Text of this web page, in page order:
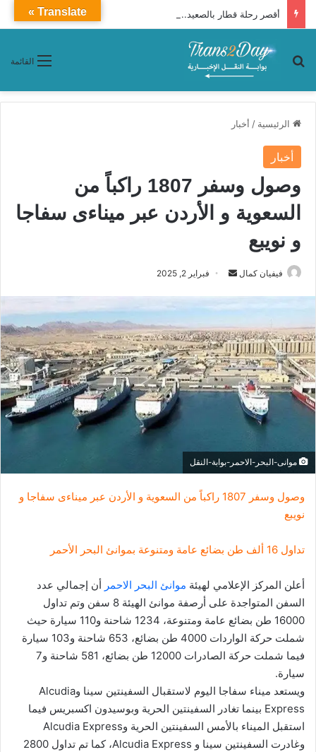
أقصر رحلة قطار بالصعيد.. مواعيد قطار 999 (فرنساوي) من سوهاج إلى القاهرة
القائمة بحث عن
الرئيسية / أخبار
أخبار
وصول وسفر 1807 راكباً من
السعوية و الأردن عبر ميناءى سفاجا
و نويبع
فيفيان كمال
ب
ر
ي
د
ك
ت
ر
فبراير 2, 2025
موانى-البحر-الاحمر-بوابة-النقل
وصول وسفر 1807 راكباً من السعوية و الأردن عبر ميناءى سفاجا و
نويبع
تداول 16 ألف طن بضائع عامة ومتنوعة بموانئ البحر الأحمر
أعلن المركز الإعلامي لهيئة موانئ البحر الاحمر أن إجمالي عدد
السفن المتواجدة على أرصفة موانئ الهيئة 8 سفن وتم تداول
16000 طن بضائع عامة ومتنوعة، 1234 شاحنة و110 سيارة حيث
شملت حركة الواردات 4000 طن بضائع، 653 شاحنة و103 سيارة
فيما شملت حركة الصادرات 12000 طن بضائع، 581 شاحنة و7
سيارة.
ويستعد ميناء سفاجا اليوم لاستقبال السفينتين سينا وAlcudia
Express بينما تغادر السفينتين الحرية وبوسيدون اكسبريس فيما
استقبل الميناء بالأمس السفينتين الحرية وAlcudia Express
وغادرت السفينتين سينا و Alcudia Express، كما تم تداول 2800
Translate »